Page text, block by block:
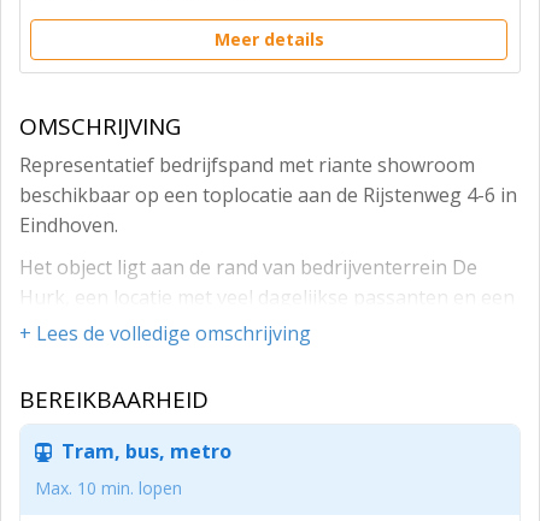
Meer details
OMSCHRIJVING
Representatief bedrijfspand met riante showroom
beschikbaar op een toplocatie aan de Rijstenweg 4-6 in
Eindhoven.
Het object ligt aan de rand van bedrijventerrein De
Hurk, een locatie met veel dagelijkse passanten en een
actieve bedrijfsomgeving. In de directe omgeving zijn
De bereikbaarheid is uitstekend dankzij de ligging
direct aan de A2/N2 met drie op- en afritten, en de
aansluiting op de A67, A50 en A58. Daarnaast ligt het
terrein aan de rondweg van Eindhoven, waardoor het
+ Lees de volledige omschrijving
BEREIKBAARHEID
Tram, bus, metro
Max. 10 min. lopen